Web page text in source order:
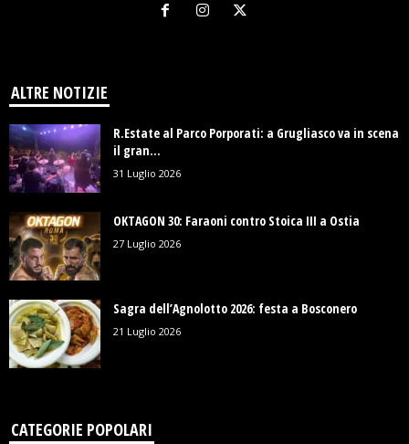
ALTRE NOTIZIE
R.Estate al Parco Porporati: a Grugliasco va in scena
il gran...
31 Luglio 2026
OKTAGON 30: Faraoni contro Stoica III a Ostia
27 Luglio 2026
Sagra dell’Agnolotto 2026: festa a Bosconero
21 Luglio 2026
CATEGORIE POPOLARI